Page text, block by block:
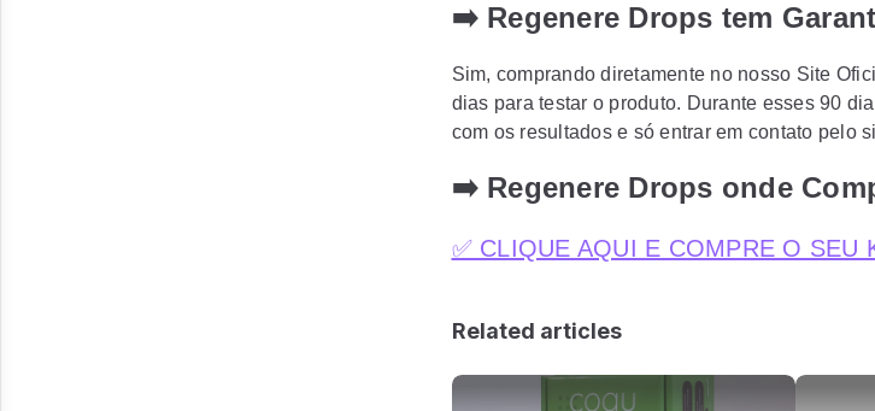
➡️ Regenere Drops tem
Sim, comprando diretamente no nosso Site
dias para testar o produto. Durante esses 90
com os resultados e só entrar em contato pelo
➡️ Regenere Drops onde
✅ CLIQUE AQUI E COMPRE O SEU
Related articles